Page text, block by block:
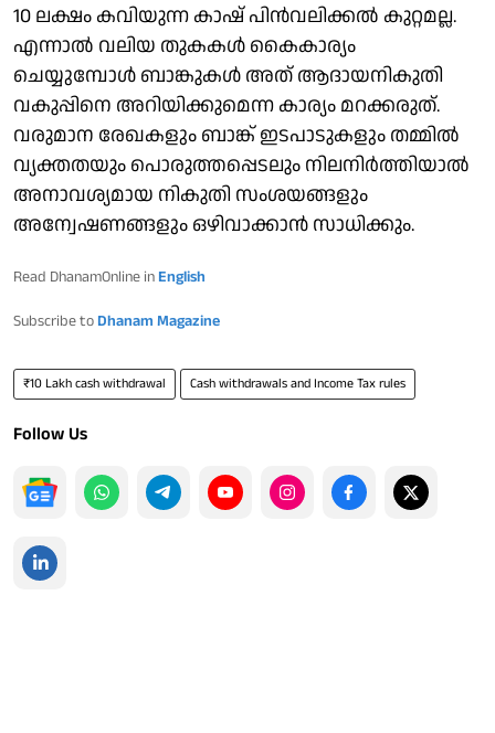
10 ലക്ഷം കവിയുന്ന കാഷ് പിന്‍വലിക്കല്‍ കുറ്റമല്ല.
എന്നാല്‍ വലിയ തുകകള്‍ കൈകാര്യം
ചെയ്യുമ്പോള്‍ ബാങ്കുകള്‍ അത് ആദായനികുതി
വകുപ്പിനെ അറിയിക്കുമെന്ന കാര്യം മറക്കരുത്.
വരുമാന രേഖകളും ബാങ്ക് ഇടപാടുകളും തമ്മില്‍
വ്യക്തതയും പൊരുത്തപ്പെടലും നിലനിര്‍ത്തിയാല്‍
അനാവശ്യമായ നികുതി സംശയങ്ങളും
അന്വേഷണങ്ങളും ഒഴിവാക്കാന്‍ സാധിക്കും.
Read DhanamOnline in English
Subscribe to Dhanam Magazine
₹10 Lakh cash withdrawal Cash withdrawals and Income Tax rules
Follow Us